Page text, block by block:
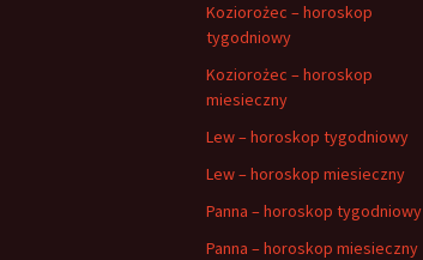
Koziorożec – horoskop
tygodniowy
Koziorożec – horoskop
miesieczny
Lew – horoskop tygodniowy
Lew – horoskop miesieczny
Panna – horoskop tygodniowy
Panna – horoskop miesieczny